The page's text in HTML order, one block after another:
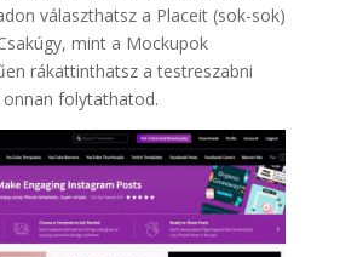
választhatsz a Placeit (sok-sok)
mint a Mockupok
rákattinthatsz a testreszabni
folytathatod.